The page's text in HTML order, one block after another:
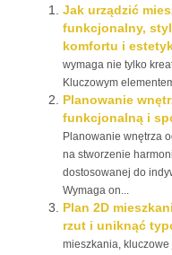
Jak urządzić
funkcjonalny,
komfortu i
wymaga nie tylko
Kluczowym
Planowanie
funkcjonalną i
Planowanie wnętrza
na stworzenie
dostosowanej do
Wymaga on...
Plan 2D
rzut i uniknąć
mieszkania, kluczowe